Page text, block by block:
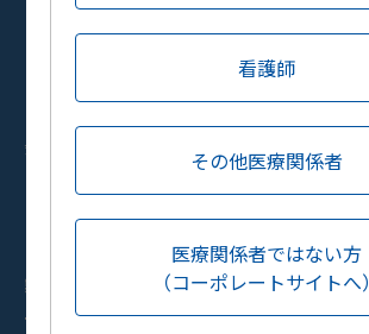
耳鼻咽喉科領域
認知症領域
口腔内感染症領域
会員情報
パスワードをお忘れの方
製品のお問い合わせ
看護師
その他医療関係者
医療関係者ではない方
（コーポレートサイトへ）